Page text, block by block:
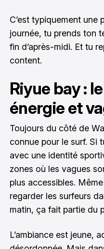
C’est typiquement une
journée, tu prends ton
fin d’après-midi. Et tu
content.
Riyue bay :
énergie et
Toujours du côté de
connue pour le surf. Si
avec une identité
zones où les vagues
plus accessibles.
regarder les surfeurs
matin, ça fait partie du
L’ambiance est jeune,